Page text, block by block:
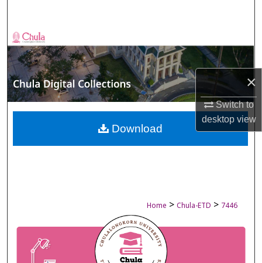
×
Switch to
desktopview
Browse Collections
My Account
About
Digital Commons Network™
Home > Chula-ETD > 7446
Download